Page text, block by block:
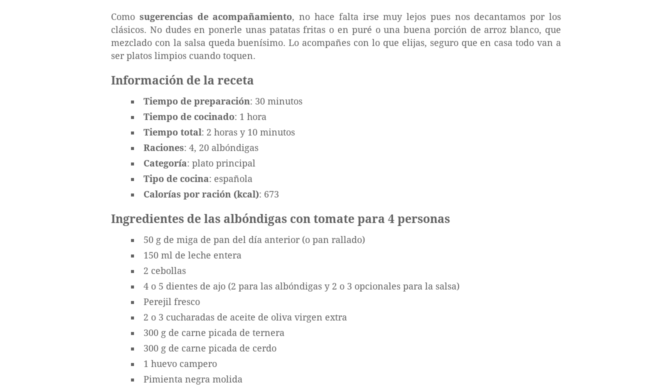
Como sugerencias de acompañamiento, no hace falta irse muy lejos pues nos decantamos por los
clásicos. No dudes en ponerle unas patatas fritas o en puré o una buena porción de arroz blanco, que
mezclado con la salsa queda buenísimo. Lo acompañes con lo que elijas, seguro que en casa todo van a
ser platos limpios cuando toquen.
Información de la receta
Tiempo de preparación: 30 minutos
Tiempo de cocinado: 1 hora
Tiempo total: 2 horas y 10 minutos
Raciones: 4, 20 albóndigas
Categoría: plato principal
Tipo de cocina: española
Calorías por ración (kcal): 673
Ingredientes de las albóndigas con tomate para 4 personas
50 g de miga de pan del día anterior (o pan rallado)
150 ml de leche entera
2 cebollas
4 o 5 dientes de ajo (2 para las albóndigas y 2 o 3 opcionales para la salsa)
Perejil fresco
2 o 3 cucharadas de aceite de oliva virgen extra
300 g de carne picada de ternera
300 g de carne picada de cerdo
1 huevo campero
Pimienta negra molida